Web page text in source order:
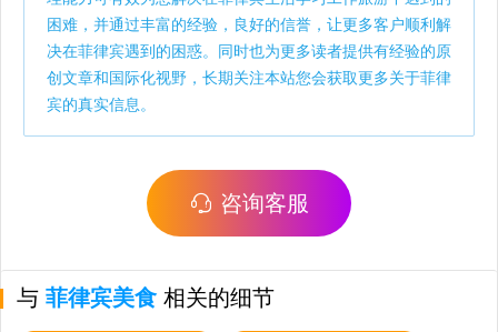
困难，并通过丰富的经验，良好的信誉，让更多客户顺利解
决在菲律宾遇到的困惑。同时也为更多读者提供有经验的原
创文章和国际化视野，长期关注本站您会获取更多关于菲律
宾的真实信息。
咨询客服
与 菲律宾美食 相关的细节